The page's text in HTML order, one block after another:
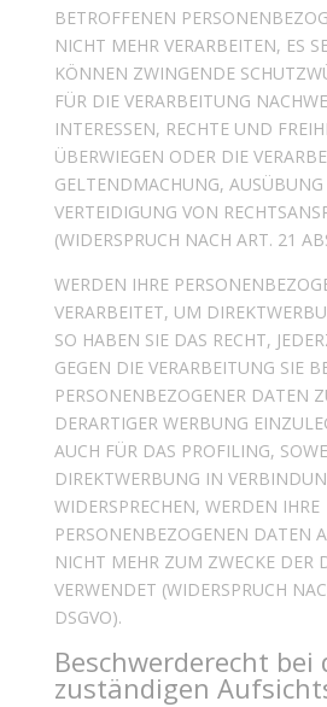
BETROFFENEN
NICHT MEHR VERARBEITEN, ES
KÖNNEN ZWINGENDE
FÜR DIE VERARBEITUNG
INTERESSEN, RECHTE UND
ÜBERWIEGEN ODER DIE
GELTENDMACHUNG,
VERTEIDIGUNG VON
(WIDERSPRUCH NACH ART. 21
WERDEN IHRE
VERARBEITET, UM
SO HABEN SIE DAS RECHT,
GEGEN DIE VERARBEITUNG SIE
PERSONENBEZOGENER DATEN
DERARTIGER WERBUNG
AUCH FÜR DAS PROFILING,
DIREKTWERBUNG IN
WIDERSPRECHEN, WERDEN IHRE
PERSONENBEZOGENEN DATEN
NICHT MEHR ZUM ZWECKE DER
VERWENDET (WIDERSPRUCH
DSGVO).
Beschwerde­recht bei
zuständigen